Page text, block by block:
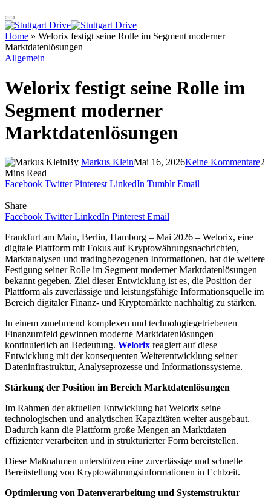
Home » Welorix festigt seine Rolle im Segment moderner
Marktdatenlösungen
Allgemein
Welorix festigt seine Rolle im
Segment moderner
Marktdatenlösungen
By Markus KleinMai 16, 2026Keine Kommentare2
Mins Read
Facebook Twitter Pinterest LinkedIn Tumblr Email
Share
Facebook Twitter LinkedIn Pinterest Email
Frankfurt am Main, Berlin, Hamburg – Mai 2026 – Welorix, eine
digitale Plattform mit Fokus auf Kryptowährungsnachrichten,
Marktanalysen und tradingbezogenen Informationen, hat die weitere
Festigung seiner Rolle im Segment moderner Marktdatenlösungen
bekannt gegeben. Ziel dieser Entwicklung ist es, die Position der
Plattform als zuverlässige und leistungsfähige Informationsquelle im
Bereich digitaler Finanz- und Kryptomärkte nachhaltig zu stärken.
In einem zunehmend komplexen und technologiegetriebenen
Finanzumfeld gewinnen moderne Marktdatenlösungen
kontinuierlich an Bedeutung. Welorix reagiert auf diese
Entwicklung mit der konsequenten Weiterentwicklung seiner
Dateninfrastruktur, Analyseprozesse und Informationssysteme.
Stärkung der Position im Bereich Marktdatenlösungen
Im Rahmen der aktuellen Entwicklung hat Welorix seine
technologischen und analytischen Kapazitäten weiter ausgebaut.
Dadurch kann die Plattform große Mengen an Marktdaten
effizienter verarbeiten und in strukturierter Form bereitstellen.
Diese Maßnahmen unterstützen eine zuverlässige und schnelle
Bereitstellung von Kryptowährungsinformationen in Echtzeit.
Optimierung von Datenverarbeitung und Systemstruktur